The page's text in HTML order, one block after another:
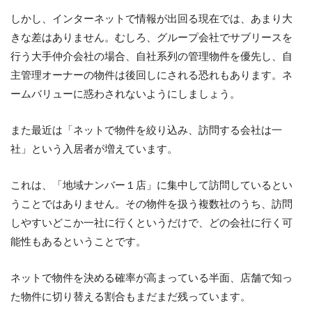
しかし、インターネットで情報が出回る現在では、あまり大
きな差はありません。むしろ、グループ会社でサブリースを
行う大手仲介会社の場合、自社系列の管理物件を優先し、自
主管理オーナーの物件は後回しにされる恐れもあります。ネ
ームバリューに惑わされないようにしましょう。
また最近は「ネットで物件を絞り込み、訪問する会社は一
社」という入居者が増えています。
これは、「地域ナンバー１店」に集中して訪問しているとい
うことではありません。その物件を扱う複数社のうち、訪問
しやすいどこか一社に行くというだけで、どの会社に行く可
能性もあるということです。
ネットで物件を決める確率が高まっている半面、店舗で知っ
た物件に切り替える割合もまだまだ残っています。